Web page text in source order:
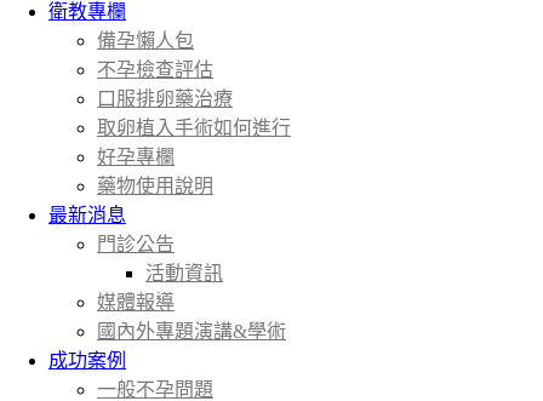
衛教專欄
備孕懶人包
不孕檢查評估
口服排卵藥治療
取卵植入手術如何進行
好孕專欄
藥物使用說明
最新消息
門診公告
活動資訊
媒體報導
國內外專題演講&學術
成功案例
一般不孕問題